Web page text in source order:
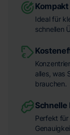
Ideal für
schnellen
alles, was
brauchen.
Schnelle
Perfekt